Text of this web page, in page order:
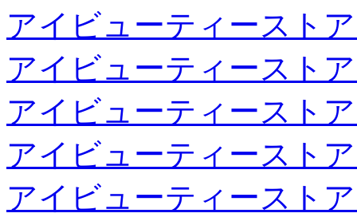
アイビューティースト
アイビューティースト
アイビューティースト
アイビューティースト
アイビューティースト